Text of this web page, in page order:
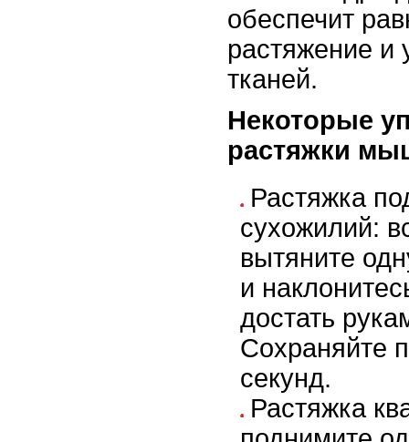
обеспечит
растяжение и
тканей.
Некоторые
растяжки
Растяжка
сухожилий:
вытяните
и
достать
Сохраняйте
секунд.
Растяжка